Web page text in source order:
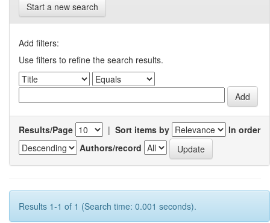
Start a new search
Add filters:
Use filters to refine the search results.
Results/Page | Sort items by
In order
Authors/record
Results 1-1 of 1 (Search time: 0.001 seconds).